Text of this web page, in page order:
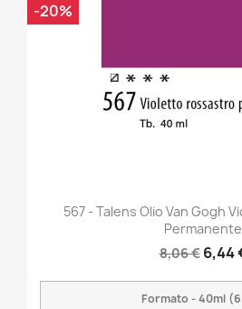
567 - Talens Olio Van Gogh
Permanente
8,06 € 6,44
-20%